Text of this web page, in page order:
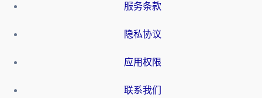
服务条款
隐私协议
应用权限
联系我们